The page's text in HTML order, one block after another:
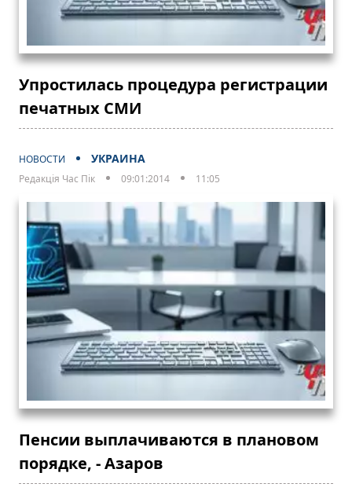
Упростилась процедура регистрации
печатных СМИ
НОВОСТИ УКРАИНА
Редакція Час Пік 09:01:2014 11:05
Пенсии выплачиваются в плановом
порядке, - Азаров